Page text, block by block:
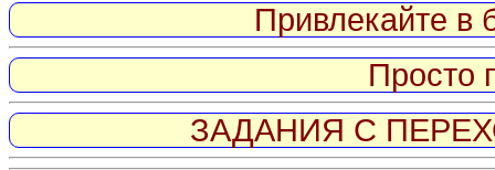
Привлекайте в
Просто
ЗАДАНИЯ С